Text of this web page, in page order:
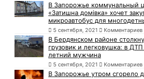
В Запорожье коммунальный
«Затишна домівка» хочет
микроавтобус для
5 сентября, 2021 Комментариев
В Бердянском районе
грузовик и легковушка: в
летний мужчина
5 сентября, 2021 Комментариев
В Запорожье утром сгорело